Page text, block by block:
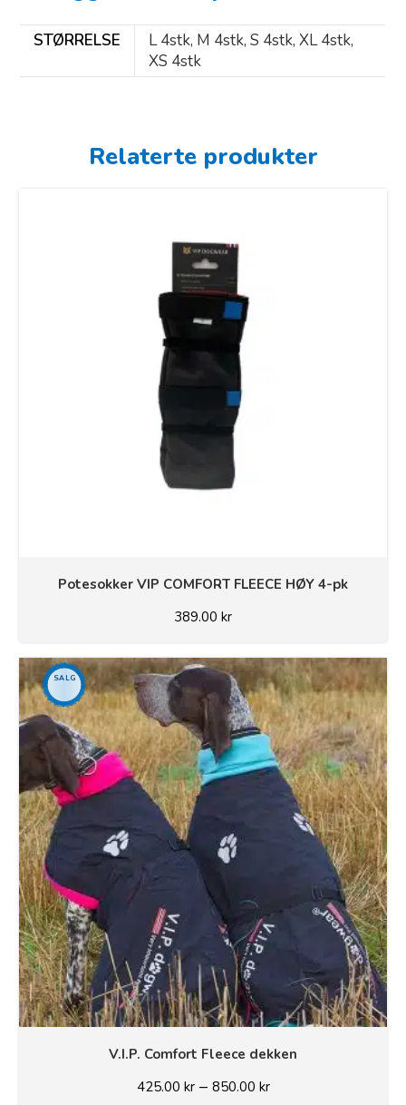
STØRRELSE
L 4stk, M 4stk, S 4stk, XL 4stk,
XS 4stk
Relaterte produkter
Potesokker VIP COMFORT FLEECE HØY 4-pk
389.00 kr
SALG
V.I.P. Comfort Fleece dekken
425.00 kr – 850.00 kr